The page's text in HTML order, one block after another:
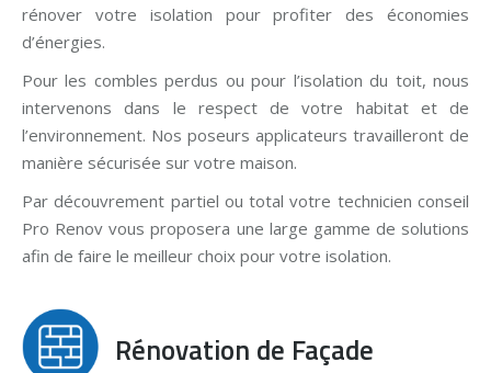
rénover votre isolation pour profiter des économies
d’énergies.
Pour les combles perdus ou pour l’isolation du toit, nous
intervenons dans le respect de votre habitat et de
l’environnement. Nos poseurs applicateurs travailleront de
manière sécurisée sur votre maison.
Par découvrement partiel ou total votre technicien conseil
Pro Renov vous proposera une large gamme de solutions
afin de faire le meilleur choix pour votre isolation.
Rénovation de Façade